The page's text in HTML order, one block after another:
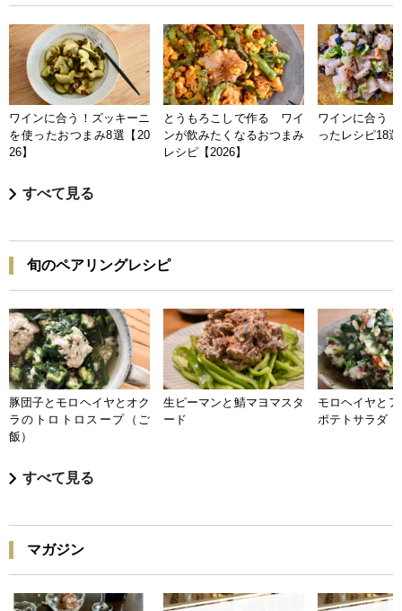
ワインに合う！ズッキーニ
を使ったおつまみ8選【20
26】
とうもろこしで作る ワイ
ンが飲みたくなるおつまみ
レシピ【2026】
ワインに合う
ったレシピ18
すべて見る
旬のペアリングレシピ
豚団子とモロヘイヤとオク
ラのトロトロスープ（ご
飯）
生ピーマンと鯖マヨマスタ
ード
モロヘイヤと
ポテトサラダ
すべて見る
マガジン